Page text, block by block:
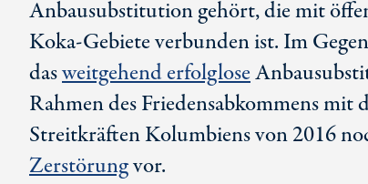
Anbausubstitution gehört, die mit
Koka-Gebieteverbunden ist. Im
dasweitgehend erfolglose
Rahmen des Friedensabkommens mit
Streitkräften Kolumbiens von 2016
Zerstörungvor.